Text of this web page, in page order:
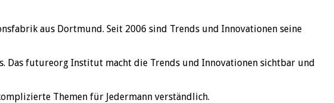
aus Dortmund. Seit 2006 sind Trends und Innovationen seine
Das futureorg Institut macht die Trends und Innovationen sichtbar und
Themen für Jedermann verständlich.